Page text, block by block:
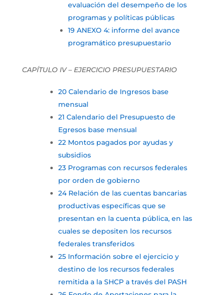
evaluación del desempeño de los
programas y políticas públicas
19 ANEXO 4: informe del avance
programático presupuestario
CAPÍTULO IV – EJERCICIO PRESUPUESTARIO
20 Calendario de Ingresos base
mensual
21 Calendario del Presupuesto de
Egresos base mensual
22 Montos pagados por ayudas y
subsidios
23 Programas con recursos federales
por orden de gobierno
24 Relación de las cuentas bancarias
productivas específicas que se
presentan en la cuenta pública, en las
cuales se depositen los recursos
federales transferidos
25 Información sobre el ejercicio y
destino de los recursos federales
remitida a la SHCP a través del PASH